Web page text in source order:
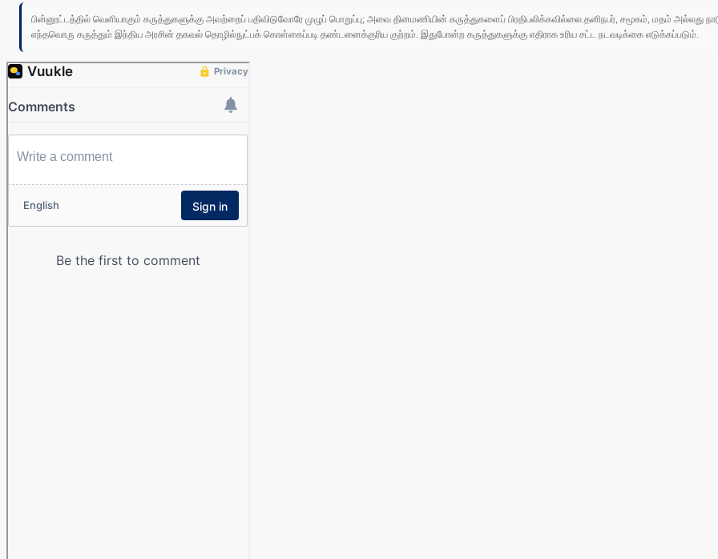
பின்னூட்டத்தில் வெளியாகும் கருத்துகளுக்கு அவற்றைப் பதிவிடுவோரே முழுப் பொறுப்பு; அவை தினமணியின் கருத்துகளைப் பிரதிபலிக்கவில்லை.தனிநபர், சமூகம், மதம் அல்லது
எந்தவொரு கருத்தும் இந்திய அரசின் தகவல் தொழில்நுட்பக் கொள்கைப்படி தண்டனைக்குரிய குற்றம். இதுபோன்ற கருத்துகளுக்கு எதிராக உரிய சட்ட நடவடிக்கை எடுக்கப்படும்.